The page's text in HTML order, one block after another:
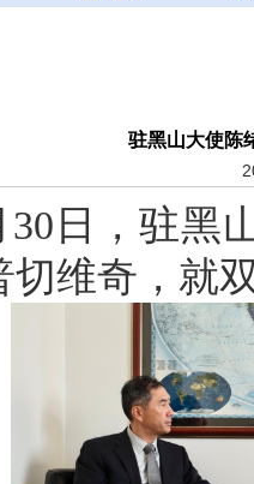
驻黑山大使陈
30日，驻黑
切维奇，就